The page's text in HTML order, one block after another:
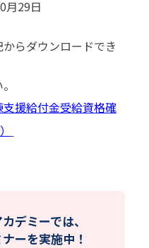
月29日
らダウンロードでき
援給付金受給資格確
デミーでは、
ーを実施中！